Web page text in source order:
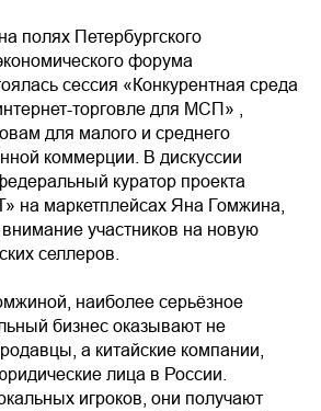
полях Петербургского
форума
сессия «Конкурентная среда
торговле для МСП» ,
для малого и среднего
коммерции. В дискуссии
куратор проекта
маркетплейсах Яна Гомжина,
участников на новую
селлеров.
наиболее серьёзное
бизнес оказывают не
а китайские компании,
лица в России.
игроков, они получают